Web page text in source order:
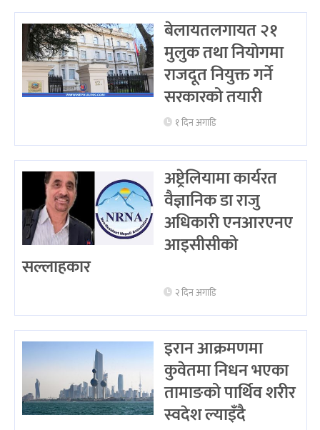
बेलायतलगायत २१
मुलुक तथा नियोगमा
राजदूत नियुक्त गर्ने
सरकारको तयारी
१ दिन अगाडि
अष्ट्रेलियामा कार्यरत
वैज्ञानिक डा राजु
अधिकारी एनआरएनए
आइसीसीको
सल्लाहकार
२ दिन अगाडि
इरान आक्रमणमा
कुवेतमा निधन भएका
तामाङको पार्थिव शरीर
स्वदेश ल्याइँदै